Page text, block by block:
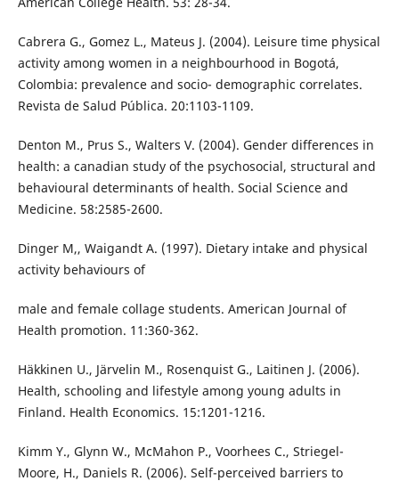
Cabrera G., Gomez L., Mateus J. (2004). Leisure time physical
activity among women in a neighbourhood in Bogotá,
Colombia: prevalence and socio- demographic correlates.
Revista de Salud Pública. 20:1103-1109.
Denton M., Prus S., Walters V. (2004). Gender differences in
health: a canadian study of the psychosocial, structural and
behavioural determinants of health. Social Science and
Medicine. 58:2585-2600.
Dinger M,, Waigandt A. (1997). Dietary intake and physical
activity behaviours of
male and female collage students. American Journal of
Health promotion. 11:360-362.
Häkkinen U., Järvelin M., Rosenquist G., Laitinen J. (2006).
Health, schooling and lifestyle among young adults in
Finland. Health Economics. 15:1201-1216.
Kimm Y., Glynn W., McMahon P., Voorhees C., Striegel-
Moore, H., Daniels R. (2006). Self-perceived barriers to